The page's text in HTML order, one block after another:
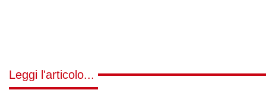
Leggi l'articolo...